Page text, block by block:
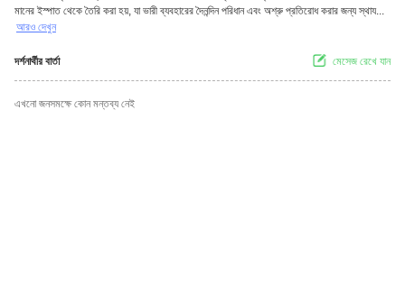
মানের ইস্পাত থেকে তৈরি করা হয়, যা ভারী ব্যবহারের দৈনন্দিন পরিধান এবং অশ্রু প্রতিরোধ করার জন্য স্থায...
আরও দেখুন
দর্শনার্থীর বার্তা মেসেজ রেখে যান
এখনো জনসমক্ষে কোন মন্তব্য নেই